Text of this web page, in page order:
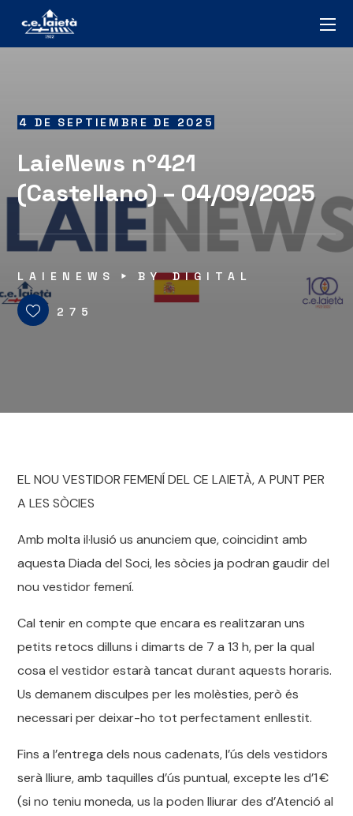
4 DE SEPTIEMBRE DE 2025
LaieNews nº421
(Castellano) – 04/09/2025
LAIENEWS BYDIGITAL
275
EL NOU VESTIDOR FEMENÍ DEL CE LAIETÀ, A PUNT PER
A LES SÒCIES
Amb molta il·lusió us anunciem que, coincidint amb
aquesta Diada del Soci, les sòcies ja podran gaudir del
nou vestidor femení.
Cal tenir en compte que encara es realitzaran uns
petits retocs dilluns i dimarts de 7 a 13 h, per la qual
cosa el vestidor estarà tancat durant aquests horaris.
Us demanem disculpes per les molèsties, però és
necessari per deixar-ho tot perfectament enllestit.
Fins a l’entrega dels nous cadenats, l’ús dels vestidors
serà lliure, amb taquilles d’ús puntual, excepte les d’1 €
(si no teniu moneda, us la poden lliurar des d’Atenció al